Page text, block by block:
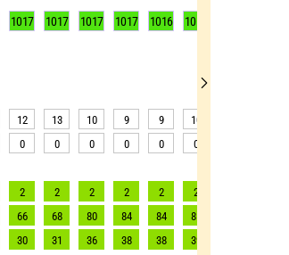
1017 1017 1017 1017 1016 1015
12 13 10 9 9 10
0 0 0 0 0 0
2 2 2 2 2 2
66 68 80 84 84 85
30 31 36 38 38 39